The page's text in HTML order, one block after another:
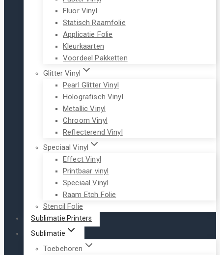
Fluor Vinyl
Statisch Raamfolie
Applicatie Folie
Kleurkaarten
Voordeel Pakketten
Glitter Vinyl
Pearl Glitter Vinyl
Holografisch Vinyl
Metallic Vinyl
Chroom Vinyl
Reflecterend Vinyl
Speciaal Vinyl
Effect Vinyl
Printbaar vinyl
Speciaal Vinyl
Raam Etch Folie
Stencil Folie
Sublimatie Printers
Sublimatie
Toebehoren